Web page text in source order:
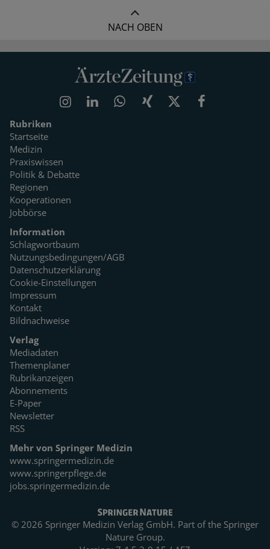
NACH OBEN
Rubriken
Startseite
Medizin
Praxiswissen
Politik & Debatte
Regionen
Kooperationen
Jobbörse
Information
Schlagwortbaum
Nutzungsbedingungen/AGB
Datenschutzerklärung
Cookie-Einstellungen
Impressum
Kontakt
Bildnachweise
Verlag
Mediadaten
Themenplaner
Rubrikanzeigen
Abonnements
E-Paper
Newsletter
RSS
Mehr von Springer Medizin
www.springermedizin.de
www.springerpflege.de
jobs.springermedizin.de
© 2026 Springer Medizin Verlag GmbH. Part of the Springer
Nature Group.